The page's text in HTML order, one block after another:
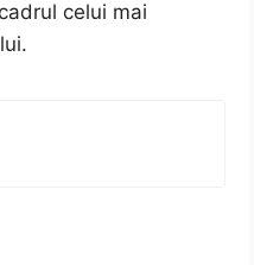
celui mai